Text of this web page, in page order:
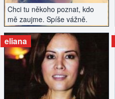
Chci tu někoho poznat, kdo
mě zaujme. Spíše vážně.
eliana
ZOBRAZIT INZERÁT